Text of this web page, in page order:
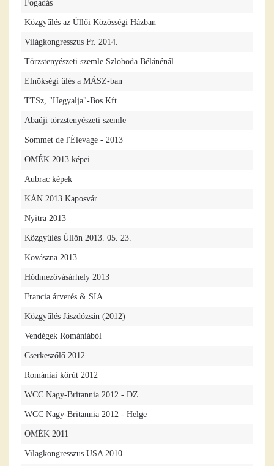
Fogadás
Közgyűlés az Üllői Közösségi Házban
Világkongresszus Fr. 2014.
Törzstenyészeti szemle Szloboda Bélánénál
Elnökségi ülés a MÁSZ-ban
TTSz, "Hegyalja"-Bos Kft.
Abaúji törzstenyészeti szemle
Sommet de l'Élevage - 2013
OMÉK 2013 képei
Aubrac képek
KÁN 2013 Kaposvár
Nyitra 2013
Közgyűlés Üllőn 2013. 05. 23.
Kovászna 2013
Hódmezővásárhely 2013
Francia árverés & SIA
Közgyűlés Jászdózsán (2012)
Vendégek Romániából
Cserkeszőlő 2012
Romániai körút 2012
WCC Nagy-Britannia 2012 - DZ
WCC Nagy-Britannia 2012 - Helge
OMÉK 2011
Vilagkongresszus USA 2010